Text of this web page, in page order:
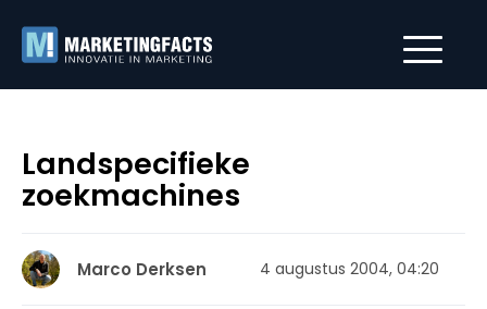
Landspecifieke
zoekmachines
Marco Derksen 4 augustus 2004, 04:20